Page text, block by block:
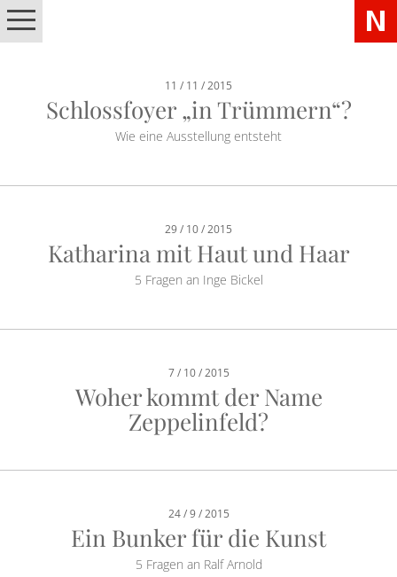
11 / 11 / 2015
Schlossfoyer „in Trümmern“?
Wie eine Ausstellung entsteht
29 / 10 / 2015
Katharina mit Haut und Haar
5 Fragen an Inge Bickel
7 / 10 / 2015
Woher kommt der Name
Zeppelinfeld?
24 / 9 / 2015
Ein Bunker für die Kunst
5 Fragen an Ralf Arnold